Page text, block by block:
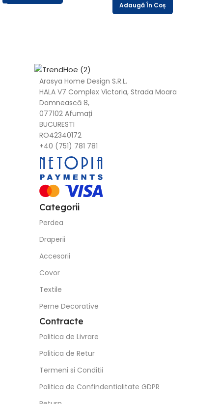
Adaugă În Coș
Arasya Home Design S.R.L.
HALA V7 Complex Victoria, Strada Moara
Domnească 8,
077102 Afumați
BUCURESTI
RO42340172
+40 (751) 781 781
Categorii
Perdea
Draperii
Accesorii
Covor
Textile
Perne Decorative
Contracte
Politica de Livrare
Politica de Retur
Termeni si Conditii
Politica de Confindentialitate GDPR